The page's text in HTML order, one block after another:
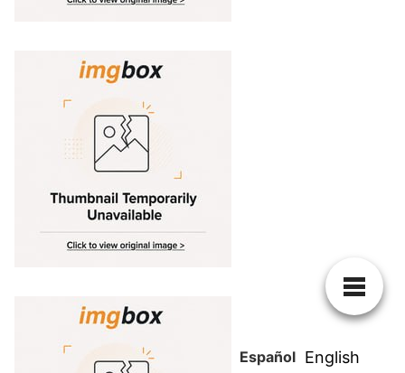
Español English